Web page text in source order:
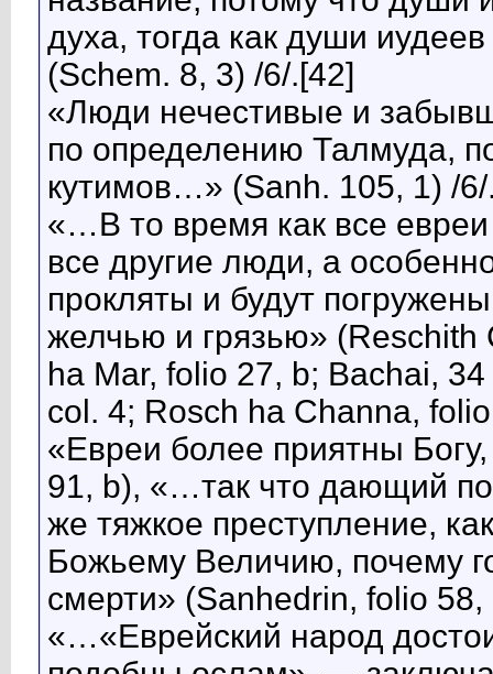
духа, тогда как души
(Schem. 8, 3) /6/.[42]
«Люди нечестивые и
по определению Талмуда,
кутимов…» (Sanh. 105, 1) /
«…В то время как все
все другие люди, а
прокляты и будут
желчью и грязью» (Reschith
ha Mar, folio 27, b; Bachai,
col. 4; Rosch ha Channa,
«Евреи более приятны
91, b), «…так что дающий
же тяжкое преступление,
Божьему Величию, почему
смерти» (Sanhedrin, folio 58,
«…«Еврейский народ